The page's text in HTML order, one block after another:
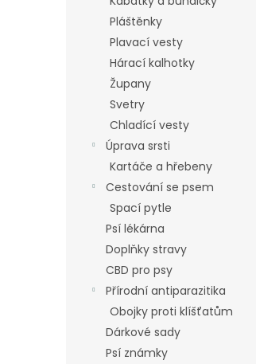
Pláštěnky
Plavací vesty
Hárací kalhotky
Župany
Svetry
Chladící vesty
Úprava srsti
Kartáče a hřebeny
Cestování se psem
Spací pytle
Psí lékárna
Doplňky stravy
CBD pro psy
Přírodní antiparazitika
Obojky proti klíšťatům
Dárkové sady
Psí známky